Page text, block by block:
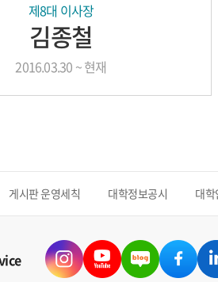
제8대 이사장
김종철
2016.03.30 ~ 현재
게시판 운영세칙 대학정보공시 대